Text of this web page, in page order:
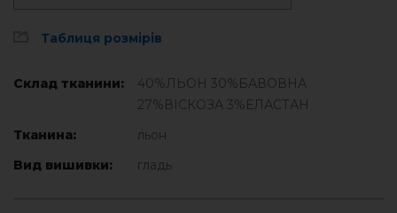
Таблиця розмірів
Склад тканини:
40%ЛЬОН 30%БАВОВНА
27%ВІСКОЗА 3%ЕЛАСТАН
Тканина:
льон
Вид вишивки:
гладь